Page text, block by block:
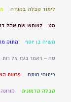
לימוד קבלה בקנדה
מט – לשמש שם אהל
משיח בן יוסף מתוק
סה – ויאמר בעז אל רות
פיתוחי חותם פרשת
קבלה קדמונית